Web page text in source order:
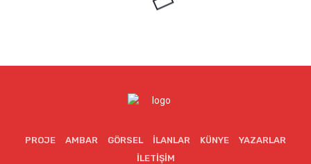
PROJE AMBAR GÖRSEL İLANLAR KÜNYE
YAZARLAR
İLETIŞIM